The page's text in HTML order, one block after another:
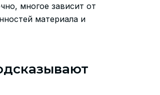
многое зависит от
материала и